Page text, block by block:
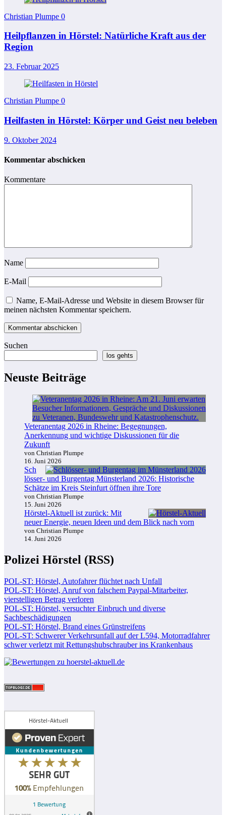
Christian Plumpe 0
Heilpflanzen in Hörstel: Natürliche Kraft aus der
Region
23. Februar 2025
Christian Plumpe 0
Heilfasten in Hörstel: Körper und Geist neu beleben
9. Oktober 2024
Kommentar abschicken
Kommentare
Name
E-Mail
Name, E-Mail-Adresse und Website in diesem Browser für
meinen nächsten Kommentar speichern.
Suchen
los gehts
Neuste Beiträge
Veteranentag 2026 in Rheine: Begegnungen,
Anerkennung und wichtige Diskussionen für die
Zukunft
von Christian Plumpe
16. Juni 2026
Sch
lösser- und Burgentag Münsterland 2026: Historische
Schätze im Kreis Steinfurt öffnen ihre Tore
von Christian Plumpe
15. Juni 2026
Hörstel-Aktuell ist zurück: Mit
neuer Energie, neuen Ideen und dem Blick nach vorn
von Christian Plumpe
14. Juni 2026
Polizei Hörstel (RSS)
POL-ST: Hörstel, Autofahrer flüchtet nach Unfall
POL-ST: Hörstel, Anruf von falschem Paypal-Mitarbeiter,
vierstelligen Betrag verloren
POL-ST: Hörstel, versuchter Einbruch und diverse
Sachbeschädigungen
POL-ST: Hörstel, Brand eines Grünstreifens
POL-ST: Schwerer Verkehrsunfall auf der L594, Motorradfahrer
schwer verletzt mit Rettungshubschrauber ins Krankenhaus